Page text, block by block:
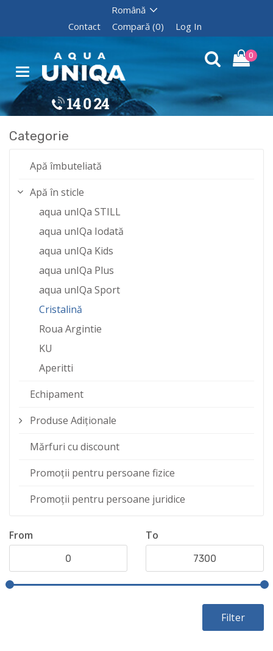
Contact Compară (0) Log In
0
Categorie
Apă îmbuteliată
Apă în sticle
aqua unIQa STILL
aqua unIQa Iodată
aqua unIQa Kids
aqua unIQa Plus
aqua unIQa Sport
Cristalină
Roua Argintie
KU
Aperitti
Echipament
Produse Adiționale
Mărfuri cu discount
Promoții pentru persoane fizice
Promoții pentru persoane juridice
From To
Filter